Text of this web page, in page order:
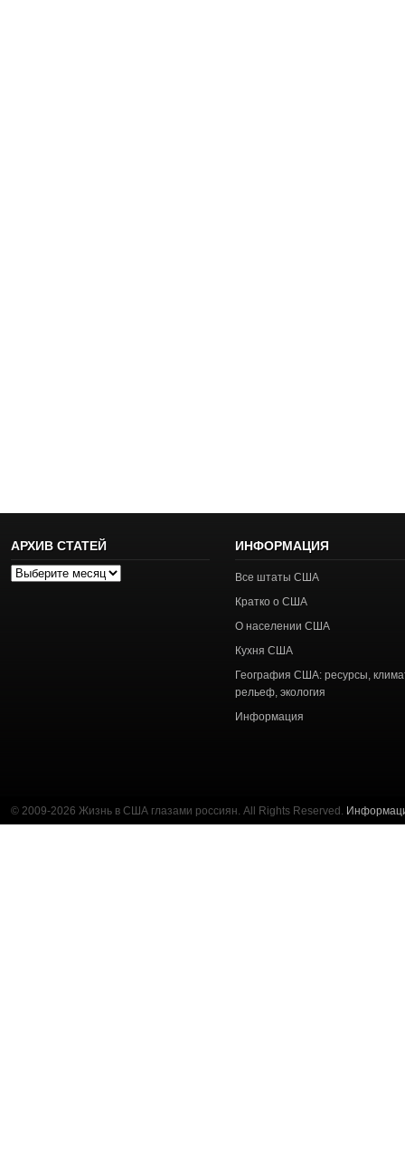
АРХИВ СТАТЕЙ
Архив
ИНФОРМАЦИЯ
Все штаты США
Кратко о США
О населении США
Кухня США
География США: ресурсы,
рельеф, экология
Информация
© 2009-2026 Жизнь в США глазами россиян. All Rights Reserved.